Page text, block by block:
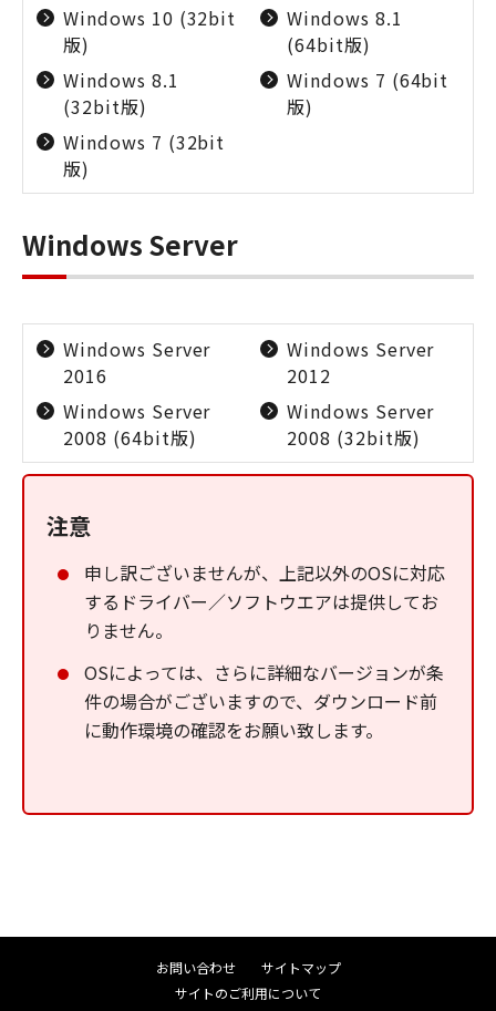
Windows 10 (32bit
版)
Windows 8.1
(64bit版)
Windows 8.1
(32bit版)
Windows 7 (64bit
版)
Windows 7 (32bit
版)
Windows Server
Windows Server
2016
Windows Server
2012
Windows Server
2008 (64bit版)
Windows Server
2008 (32bit版)
注意
申し訳ございませんが、上記以外のOSに対応
するドライバー／ソフトウエアは提供してお
りません。
OSによっては、さらに詳細なバージョンが条
件の場合がございますので、ダウンロード前
に動作環境の確認をお願い致します。
お問い合わせ
サイトマップ
サイトのご利用について